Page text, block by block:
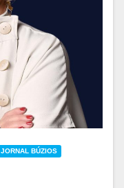
JORNAL BÚZIOS